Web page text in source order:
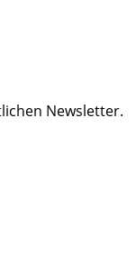
Newsletter.